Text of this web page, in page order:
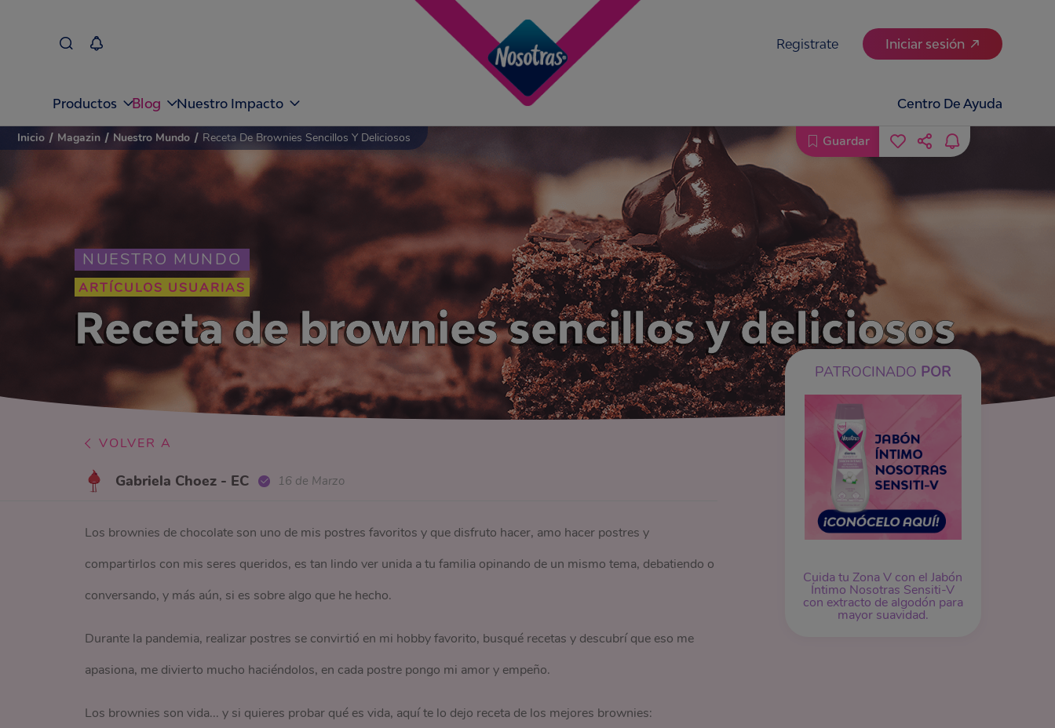
Registrate Iniciar sesión
Productos Blog Nuestro Impacto Centro De Ayuda
NUESTRO MUNDO
ARTÍCULOS USUARIAS
Receta de brownies sencillos y deliciosos
PATROCINADO POR
Cuida tu Zona V con el Jabón
Íntimo Nosotras Sensiti-V
con extracto de algodón para
mayor suavidad.
Inicio / Magazin / Nuestro Mundo / Receta De Brownies Sencillos Y Deliciosos Guardar
VOLVER A
Gabriela Choez - EC 16 de Marzo
Los brownies de chocolate son uno de mis postres favoritos y que disfruto hacer, amo hacer postres y
compartirlos con mis seres queridos, es tan lindo ver unida a tu familia opinando de un mismo tema, debatiendo o
conversando, y más aún, si es sobre algo que he hecho.
Durante la pandemia, realizar postres se convirtió en mi hobby favorito, busqué recetas y descubrí que eso me
apasiona, me divierto mucho haciéndolos, en cada postre pongo mi amor y empeño.
Los brownies son vida... y si quieres probar qué es vida, aquí te lo dejo receta de los mejores brownies: